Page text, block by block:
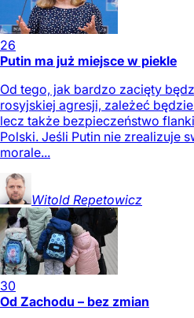
26
Putin ma już miejsce w piekle
Od tego, jak bardzo zacięty
rosyjskiej agresji, zależeć
lecz także bezpieczeństwo
Polski. Jeśli Putin nie zrealizuje
morale...
Witold Repetowicz
30
Od Zachodu – bez zmian